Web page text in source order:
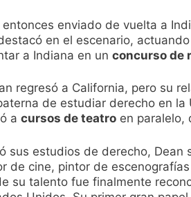
entonces enviado de vuelta a
en el escenario,
a Indiana en un concurso de
regresó a California, pero su
de estudiar derecho en
a cursos de teatro en paralelo,
sus estudios de derecho,
de cine, pintor de
su talento fue finalmente